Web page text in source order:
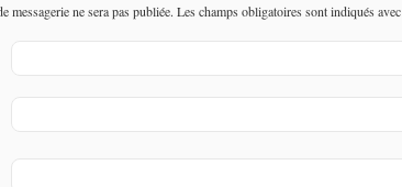
messagerie ne sera pas publiée. Les champs obligatoires sont indiqués avec